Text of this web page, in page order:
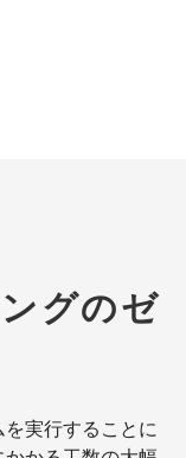
グのゼ
実行することに